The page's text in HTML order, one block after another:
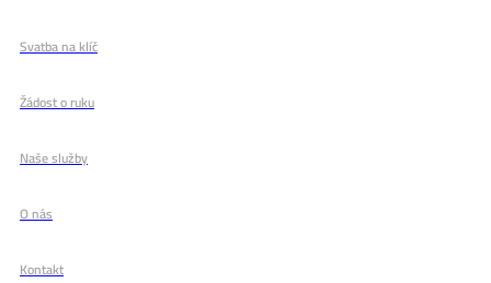
Svatba na klíč
Žádost o ruku
Naše služby
O nás
Kontakt